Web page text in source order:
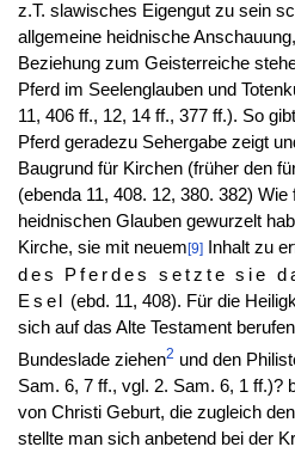
z.T. slawisches Eigengut zu sein
allgemeine heidnische
Beziehung zum Geisterreiche
Pferd im Seelenglauben und
11, 406 ff., 12, 14 ff., 377 ff.). So
Pferd geradezu Sehergabe zeigt
Baugrund für Kirchen (früher den
(ebenda 11, 408. 12, 380. 382)
heidnischen Glauben gewurzelt
Kirche, sie mit neuem [9]Inhalt zu
des Pferdes setzte sie
Esel
(ebd. 11, 408). Für die
sich auf das Alte Testament
Bundeslade ziehen2 und den
Sam. 6, 7 ff., vgl. 2. Sam. 6, 1 ff.)?
von Christi Geburt, die zugleich
stellte man sich anbetend bei der